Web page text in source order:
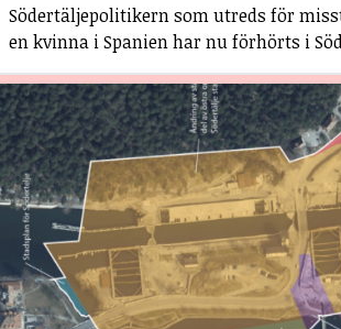
Södertäljepolitikern som utreds för
en kvinna i Spanien har nu förhörts i